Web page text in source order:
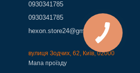
0930341785
0930341785
hexon.store24@gmail.com
вулиця Зодчих, 62, Київ, 02000
Мапа проїзду